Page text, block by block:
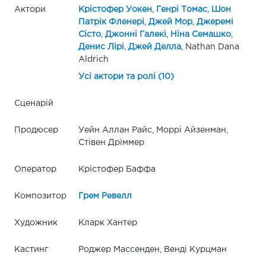
Актори Крістофер Уокен Генрі Томас,
Шон
Патрік Фленері
Джей Мор, Джеремі
Сісто, Джонні Галекі Ніна Семашко,
Денис Лірі
Джей Делла, Nathan Dana
Aldrich
Усі актори та ролі (10)
Сценарій
Продюсер
Уейн Аллан Райс, Моррі Айзенман,
Стівен Дріммер
Оператор Крістофер Баффа
Композитор Грем Ревелл
Художник Кларк Хантер
Кастинг Роджер Массенден, Венді Курцман